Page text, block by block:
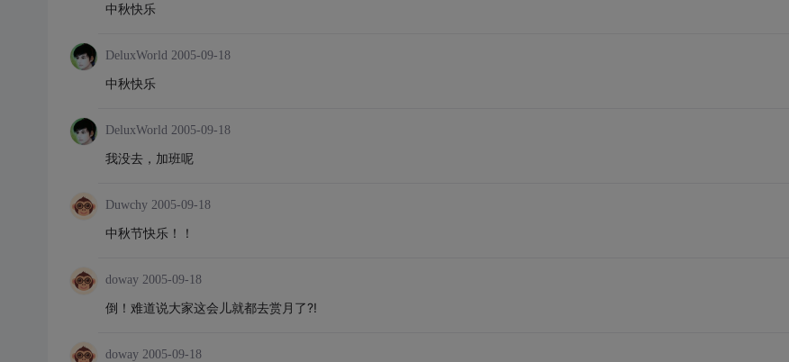
中秋快乐
DeluxWorld 2005-09-18
中秋快乐
DeluxWorld 2005-09-18
我没去，加班呢
Duwchy 2005-09-18
中秋节快乐！！
doway 2005-09-18
倒！难道说大家这会儿就都去赏月了?!
doway 2005-09-18